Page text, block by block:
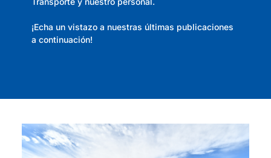
¡Echa un vistazo a nuestras últimas publicaciones
a continuación!